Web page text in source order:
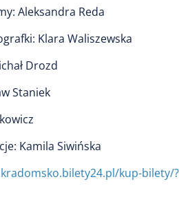
Aleksandra Reda
Klara Waliszewska
Drozd
Staniek
Kamila Siwińska
kup-bilety/?